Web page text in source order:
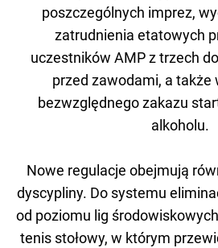
poszczególnych imprez,
zatrudnienia etatowych
uczestników AMP z trzech
przed zawodami, a także
bezwzględnego zakazu
alkoholu.
Nowe regulacje obejmują
dyscypliny. Do systemu
od poziomu lig
tenis stołowy, w którym